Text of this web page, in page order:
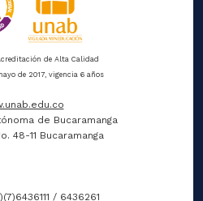
de Alta Calidad
de 2017, vigencia 6 años
de Bucaramanga
48-11 Bucaramanga
/ 6436261